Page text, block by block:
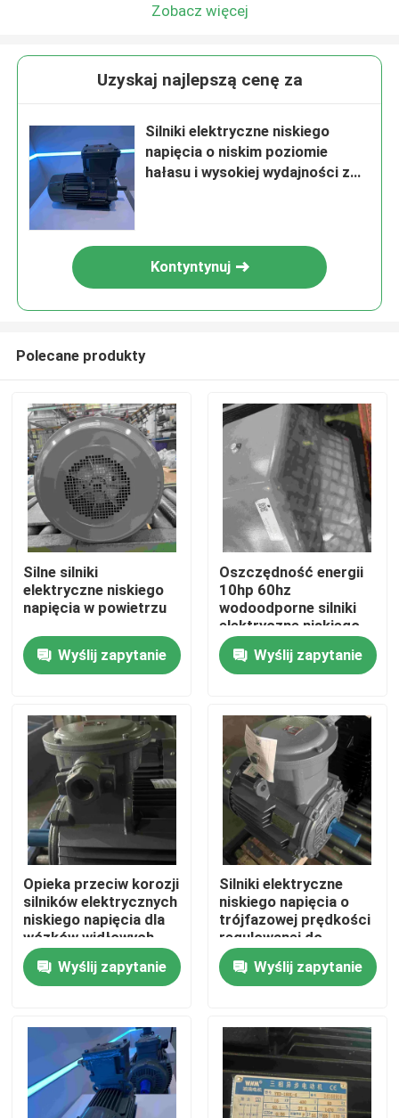
Dom
O nas
Łączność
Produkty
Filmy
Silnik elektryczny o wysokiej wydajności
Jednofazowe silniki elektryczne
Silniki elektryczne niskiego napięcia
Silnik indukcyjny średniego napięcia
Zobacz więcej
Uzyskaj najlepszą cenę za
Silniki elektryczne niskiego
napięcia o niskim poziomie
hałasu i wysokiej wydajności z
Kontyntynuj
Polecane produkty
Silne silniki
elektryczne niskiego
napięcia w powietrzu
Wyślij zapytanie
Oszczędność energii
10hp 60hz
wodoodporne silniki
elektryczne niskiego
napięcia
Wyślij zapytanie
Opieka przeciw korozji
silników elektrycznych
niskiego napięcia dla
wózków widłowych
Wyślij zapytanie
Silniki elektryczne
niskiego napięcia o
trójfazowej prędkości
regulowanej do
maszyny do pakowania
Wyślij zapytanie